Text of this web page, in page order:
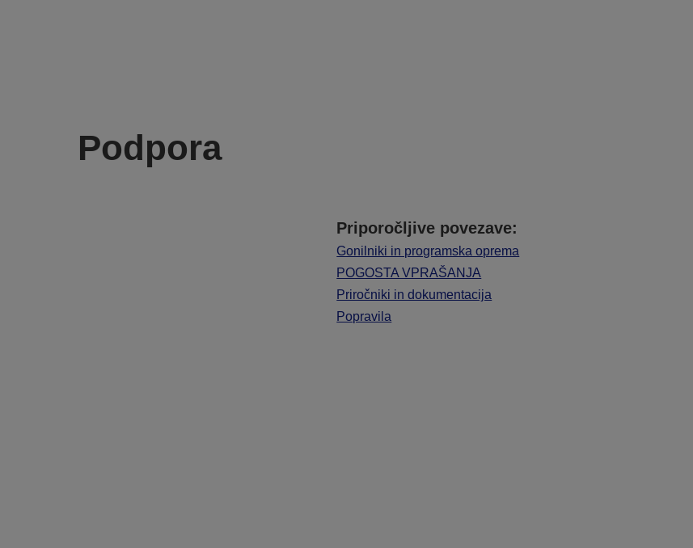
Podpora
Priporočljive povezave:
Gonilniki in programska oprema
POGOSTA VPRAŠANJA
Priročniki in dokumentacija
Popravila